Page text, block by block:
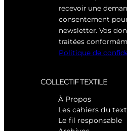
recevoir une
consentement
newsletter. Vos
traitées
Politique de
COLLECTIF TEXTILE
À Propos
Les cahiers du
Le fil responsable